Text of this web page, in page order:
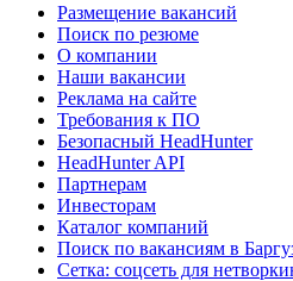
Размещение вакансий
Поиск по резюме
О компании
Наши вакансии
Реклама на сайте
Требования к ПО
Безопасный HeadHunter
HeadHunter API
Партнерам
Инвесторам
Каталог компаний
Поиск по вакансиям в
Сетка: соцсеть для